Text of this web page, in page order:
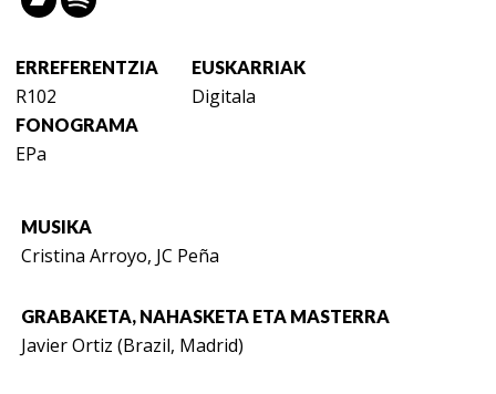
ERREFERENTZIA
R102
EUSKARRIAK
Digitala
FONOGRAMA
EPa
MUSIKA
Cristina Arroyo, JC Peña
GRABAKETA, NAHASKETA ETA MASTERRA
Javier Ortiz (Brazil, Madrid)